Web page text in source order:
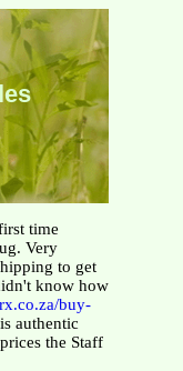
time
Very
to get
know how
buy-
authentic
the Staff